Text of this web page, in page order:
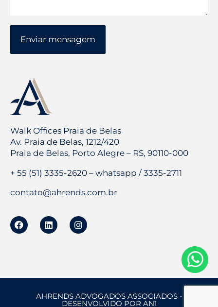
Enviar mensagem
Walk Offices Praia de Belas
Av. Praia de Belas, 1212/420
Praia de Belas, Porto Alegre – RS, 90110-000
+ 55 (51) 3335-2620 – whatsapp / 3335-2711
contato@ahrends.com.br
AHRENDS ADVOGADOS ASSOCIADOS -
DESENVOLVIDO POR AN1